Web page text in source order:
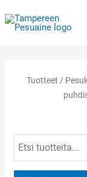
sisältöön
Tuotteet /